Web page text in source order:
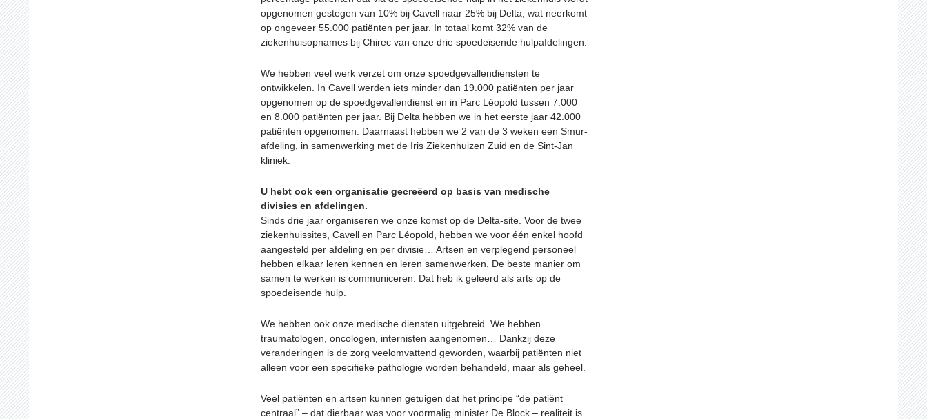
opgenomen gestegen van 10% bij Cavell naar 25% bij Delta, wat neerkomt
op ongeveer 55.000 patiënten per jaar. In totaal komt 32% van de
ziekenhuisopnames bij Chirec van onze drie spoedeisende hulpafdelingen.
We hebben veel werk verzet om onze spoedgevallendiensten te
ontwikkelen. In Cavell werden iets minder dan 19.000 patiënten per jaar
opgenomen op de spoedgevallendienst en in Parc Léopold tussen 7.000
en 8.000 patiënten per jaar. Bij Delta hebben we in het eerste jaar 42.000
patiënten opgenomen. Daarnaast hebben we 2 van de 3 weken een Smur-
afdeling, in samenwerking met de Iris Ziekenhuizen Zuid en de Sint-Jan
kliniek.
U hebt ook een organisatie gecreëerd op basis van medische
divisies en afdelingen.
Sinds drie jaar organiseren we onze komst op de Delta-site. Voor de twee
ziekenhuissites, Cavell en Parc Léopold, hebben we voor één enkel hoofd
aangesteld per afdeling en per divisie… Artsen en verplegend personeel
hebben elkaar leren kennen en leren samenwerken. De beste manier om
samen te werken is communiceren. Dat heb ik geleerd als arts op de
spoedeisende hulp.
We hebben ook onze medische diensten uitgebreid. We hebben
traumatologen, oncologen, internisten aangenomen… Dankzij deze
veranderingen is de zorg veelomvattend geworden, waarbij patiënten niet
alleen voor een specifieke pathologie worden behandeld, maar als geheel.
Veel patiënten en artsen kunnen getuigen dat het principe “de patiënt
centraal” – dat dierbaar was voor voormalig minister De Block – realiteit is